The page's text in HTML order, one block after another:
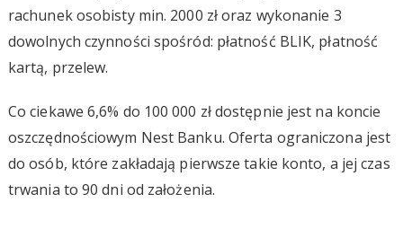
rachunek osobisty min. 2000 zł oraz wykonanie 3
dowolnych czynności spośród: płatność BLIK, płatność
kartą, przelew.
Co ciekawe 6,6% do 100 000 zł dostępnie jest na koncie
oszczędnościowym Nest Banku. Oferta ograniczona jest
do osób, które zakładają pierwsze takie konto, a jej czas
trwania to 90 dni od założenia.